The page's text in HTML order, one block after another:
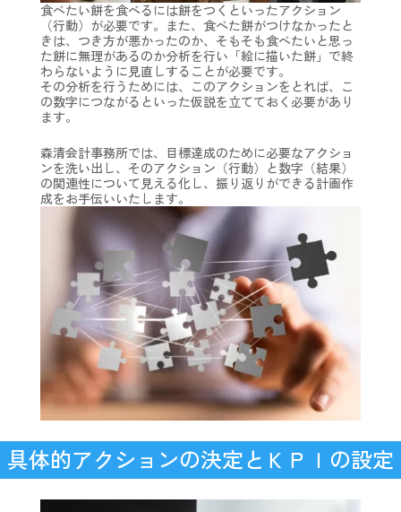
食べたい餅を食べるには餅をつくといったアクション
（行動）が必要です。また、食べた餅がつけなかったと
きは、つき方が悪かったのか、そもそも食べたいと思っ
た餅に無理があるのか分析を行い「絵に描いた餅」で終
わらないように見直しすることが必要です。
その分析を行うためには、このアクションをとれば、こ
の数字につながるといった仮説を立てておく必要があり
ます。
森清会計事務所では、目標達成のために必要なアクショ
ンを洗い出し、そのアクション（行動）と数字（結果）
の関連性について見える化し、振り返りができる計画作
成をお手伝いいたします。
具体的アクションの決定とＫＰＩの設定